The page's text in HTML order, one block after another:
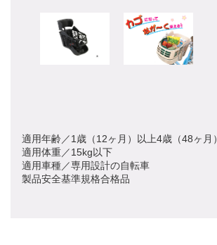
適用年齢／1歳（12ヶ月）以上4歳（48ヶ月
適用体重／15kg以下
適用車種／専用設計の自転車
製品安全基準規格合格品